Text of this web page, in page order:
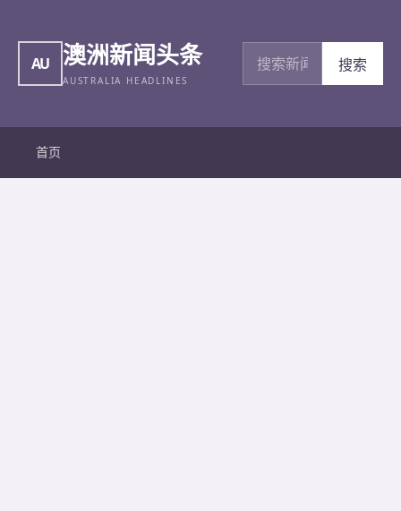
AU 澳洲新闻头条
AUSTRALIA HEADLINES
搜索新闻
搜索
首页